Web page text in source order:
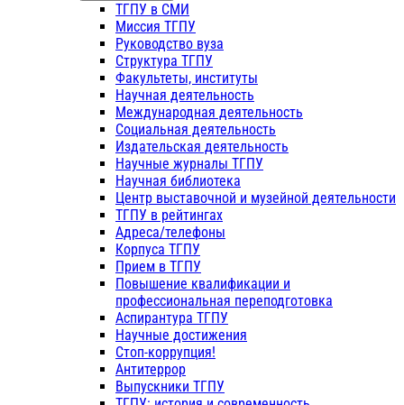
ТГПУ в СМИ
Миссия ТГПУ
Руководство вуза
Структура ТГПУ
Факультеты, институты
Научная деятельность
Международная деятельность
Социальная деятельность
Издательская деятельность
Научные журналы ТГПУ
Научная библиотека
Центр выставочной и музейной деятельности
ТГПУ в рейтингах
Адреса/телефоны
Корпуса ТГПУ
Прием в ТГПУ
Повышение квалификации и
профессиональная переподготовка
Аспирантура ТГПУ
Научные достижения
Стоп-коррупция!
Антитеррор
Выпускники ТГПУ